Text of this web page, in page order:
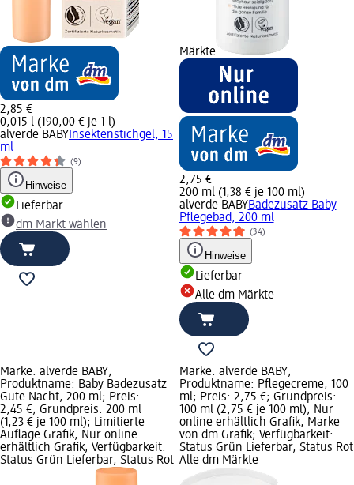
2,85 €
0,015 l (190,00 € je 1 l)
alverde BABY Insektenstichgel, 15
ml
(9)
Hinweise
Lieferbar
dm Markt wählen
Märkte
2,75 €
200 ml (1,38 € je 100 ml)
alverde BABYBadezusatz Baby
Pflegebad, 200 ml
(34)
Hinweise
Lieferbar
Alle dm Märkte
Marke: alverde BABY;
Produktname: Baby Badezusatz
Gute Nacht, 200 ml; Preis:
2,45 €; Grundpreis: 200 ml
(1,23 € je 100 ml); Limitierte
Auflage Grafik, Nur online
erhältlich Grafik; Verfügbarkeit:
Status Grün Lieferbar, Status Rot
Marke: alverde BABY;
Produktname: Pflegecreme, 100
ml; Preis: 2,75 €; Grundpreis:
100 ml (2,75 € je 100 ml); Nur
online erhältlich Grafik, Marke
von dm Grafik; Verfügbarkeit:
Status Grün Lieferbar, Status Rot
Alle dm Märkte